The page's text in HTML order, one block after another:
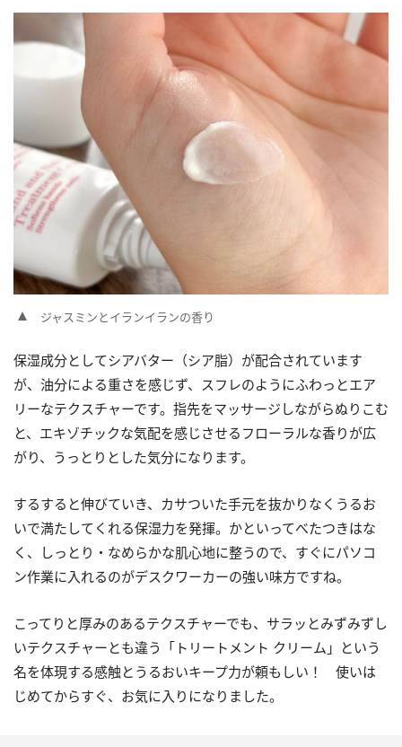
ジャスミンとイランイランの香り
保湿成分としてシアバター（シア脂）が配合されています
が、油分による重さを感じず、スフレのようにふわっとエア
リーなテクスチャーです。指先をマッサージしながらぬりこむ
と、エキゾチックな気配を感じさせるフローラルな香りが広
がり、うっとりとした気分になります。
するすると伸びていき、カサついた手元を抜かりなくうるお
いで満たしてくれる保湿力を発揮。かといってべたつきはな
く、しっとり・なめらかな肌心地に整うので、すぐにパソコ
ン作業に入れるのがデスクワーカーの強い味方ですね。
こってりと厚みのあるテクスチャーでも、サラッとみずみずし
いテクスチャーとも違う「トリートメント クリーム」という
名を体現する感触とうるおいキープ力が頼もしい！ 使いは
じめてからすぐ、お気に入りになりました。